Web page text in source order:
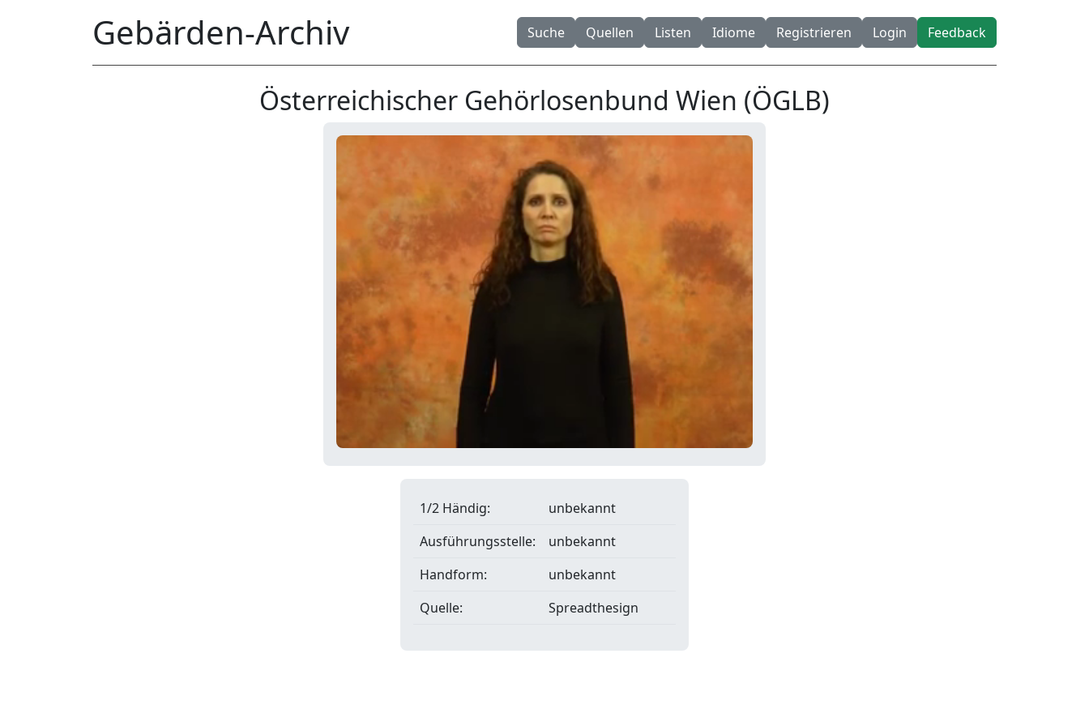
Gebärden-Archiv Suche Quellen Listen Idiome Registrieren Login Feedback
Österreichischer Gehörlosenbund Wien (ÖGLB)
1/2 Händig:
unbekannt
Ausführungsstelle:
unbekannt
Handform:
unbekannt
Quelle:
Spreadthesign